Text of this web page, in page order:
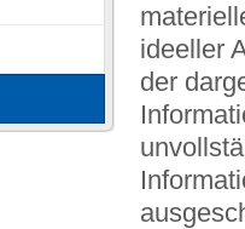
ideeller
der